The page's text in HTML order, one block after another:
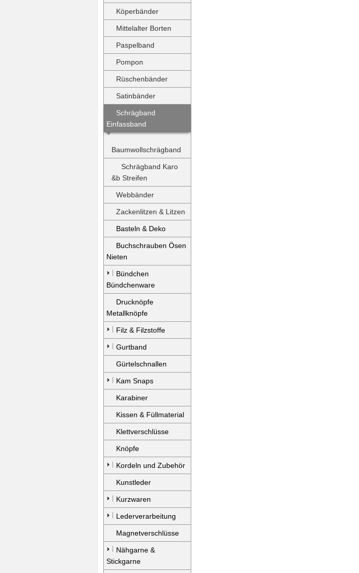
Köperbänder
Mittelalter Borten
Paspelband
Pompon
Rüschenbänder
Satinbänder
Schrägband
Einfassband
Baumwollschrägband
Schrägband Karo
&b Streifen
Webbänder
Zackenlitzen & Litzen
Basteln & Deko
Buchschrauben Ösen
Nieten
Bündchen
Bündchenware
Drucknöpfe
Metallknöpfe
Filz & Filzstoffe
Gurtband
Gürtelschnallen
Kam Snaps
Karabiner
Kissen & Füllmaterial
Klettverschlüsse
Knöpfe
Kordeln und Zubehör
Kunstleder
Kurzwaren
Lederverarbeitung
Magnetverschlüsse
Nähgarne &
Stickgarne